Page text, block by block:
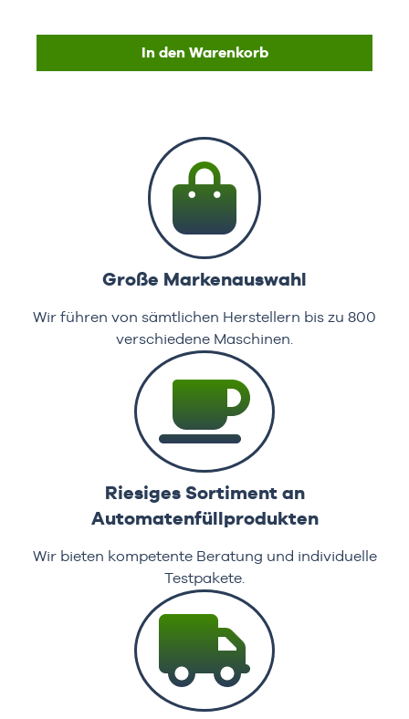
In den Warenkorb
Große Markenauswahl
Wir führen von sämtlichen Herstellern bis zu 800
verschiedene Maschinen.
Riesiges Sortiment an
Automatenfüllprodukten
Wir bieten kompetente Beratung und individuelle
Testpakete.